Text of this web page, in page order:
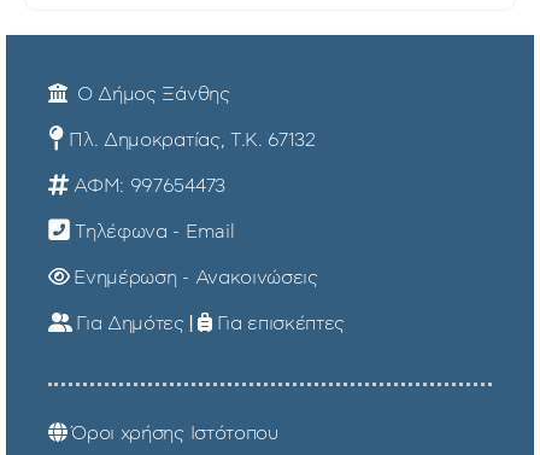
Ο Δήμος Ξάνθης
Πλ. Δημοκρατίας, Τ.Κ. 67132
ΑΦΜ: 997654473
Τηλέφωνα - Email
Ενημέρωση - Ανακοινώσεις
Για Δημότες | Για επισκέπτες
Όροι χρήσης Ιστότοπου